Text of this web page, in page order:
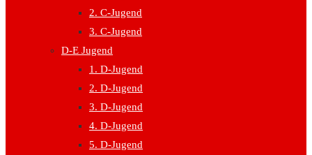
2. C-Jugend
3. C-Jugend
D-E Jugend
1. D-Jugend
2. D-Jugend
3. D-Jugend
4. D-Jugend
5. D-Jugend